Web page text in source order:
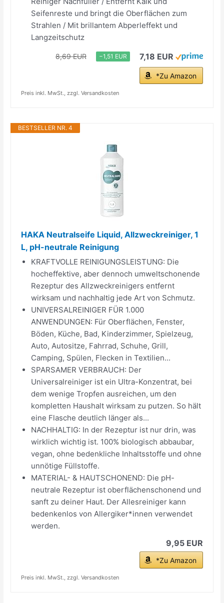
Seifenreste und bringt die Oberflächen zum
Strahlen / Mit brillantem Abperleffekt und
Langzeitschutz
8,69 EUR −1,51 EUR 7,18 EUR
*Zu Amazon
Preis inkl. MwSt., zzgl. Versandkosten
BESTSELLER NR. 4
HAKA Neutralseife Liquid, Allzweckreiniger, 1
L, pH-neutrale Reinigung
KRAFTVOLLE REINIGUNGSLEISTUNG: Die
hocheffektive, aber dennoch umweltschonende
Rezeptur des Allzweckreinigers entfernt
wirksam und nachhaltig jede Art von Schmutz.
UNIVERSALREINIGER FÜR 1.000
ANWENDUNGEN: Für Oberflächen, Fenster,
Böden, Küche, Bad, Kinderzimmer, Spielzeug,
Auto, Autositze, Fahrrad, Schuhe, Grill,
Camping, Spülen, Flecken in Textilien...
SPARSAMER VERBRAUCH: Der
Universalreiniger ist ein Ultra-Konzentrat, bei
dem wenige Tropfen ausreichen, um den
kompletten Haushalt wirksam zu putzen. So hält
eine Flasche deutlich länger als...
NACHHALTIG: In der Rezeptur ist nur drin, was
wirklich wichtig ist. 100% biologisch abbaubar,
vegan, ohne bedenkliche Inhaltsstoffe und ohne
unnötige Füllstoffe.
MATERIAL- & HAUTSCHONEND: Die pH-
neutrale Rezeptur ist oberflächenschonend und
sanft zu deiner Haut. Der Allesreiniger kann
bedenkenlos von Allergiker*innen verwendet
werden.
9,95 EUR
*Zu Amazon
Preis inkl. MwSt., zzgl. Versandkosten